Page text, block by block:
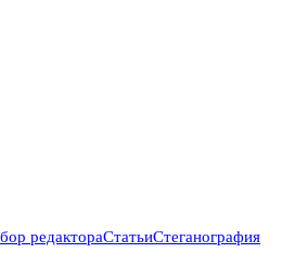
редактораСтатьиСтеганография